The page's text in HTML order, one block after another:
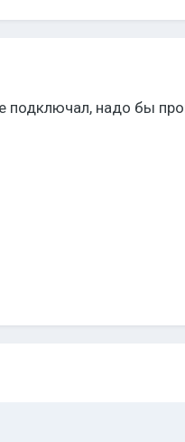
подключал, надо бы